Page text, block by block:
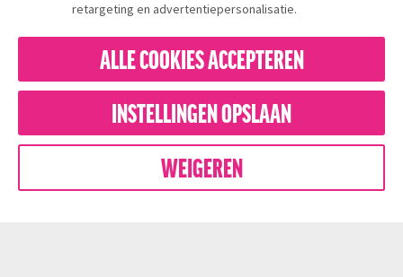
retargeting en advertentiepersonalisatie.
ALLE COOKIES ACCEPTEREN
INSTELLINGEN OPSLAAN
WEIGEREN